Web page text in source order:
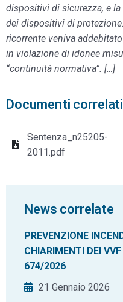
dispositivi di sicurezza, e
dei dispositivi di
ricorrente veniva
in violazione di idonee
“continuità normativa”. […]
Documenti correlati
Sentenza_n25205-
2011.pdf
News correlate
PREVENZIONE
CHIARIMENTI DEI
674/2026
21 Gennaio 2026